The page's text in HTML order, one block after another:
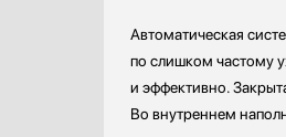
Автоматическая
по слишком частому
и эффективно.
Во внутреннем